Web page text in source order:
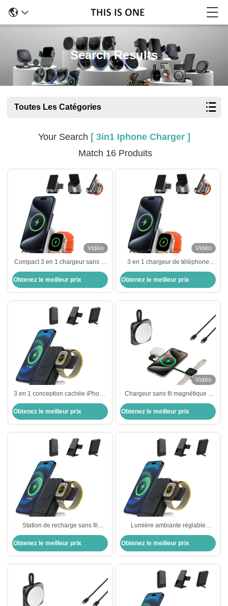
Search Results
Toutes Les Catégories
Your Search [ 3in1 Iphone Charger ]
Match 16 Produits
Vidéo
Compact 3 en 1 chargeur sans fil
Iphone double bobine Dock de
charge Iphone
Obtenez le meilleur prix
Vidéo
3 en 1 chargeur de téléphone
sans fil Stand bureau double
bobine Magsafe monture de
voiture
Obtenez le meilleur prix
3 en 1 conception cachée iPhone
chargeur Stand Power Bank
Magsafe chargeur Stand
Obtenez le meilleur prix
Vidéo
Chargeur sans fil magnétique 3
en 1 portable pour iPhone 15 Pro
Max
Obtenez le meilleur prix
Station de recharge sans fil
portable pour les voyages
Obtenez le meilleur prix
Lumière ambiante réglable
Chargeur sans fil 15W avec
banque d'alimentation pour les
voyages
Obtenez le meilleur prix